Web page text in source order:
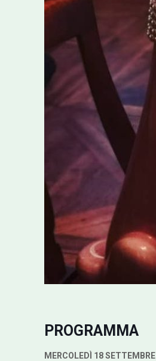
PROGRAMMA
MERCOLEDÌ 18 SETTEMBRE